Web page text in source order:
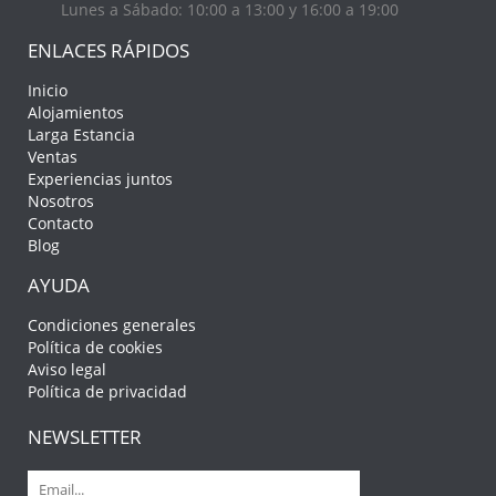
Lunes a Sábado: 10:00 a 13:00 y 16:00 a 19:00
ENLACES RÁPIDOS
Inicio
Alojamientos
Larga Estancia
Ventas
Experiencias juntos
Nosotros
Contacto
Blog
AYUDA
Condiciones generales
Política de cookies
Aviso legal
Política de privacidad
NEWSLETTER